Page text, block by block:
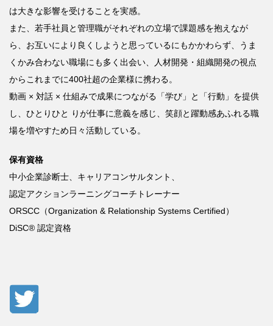
は大きな影響を受けることを実感。
また、若手社員と管理職がそれぞれの立場で課題感を抱えなが
ら、お互いにより良くしようと思っているにもかかわらず、うま
くかみ合わない職場にも多く出会い、人材開発・組織開発の視点
からこれまでに400社超の企業様に携わる。
動画 × 対話 × 仕組みで成果につながる「学び」と「行動」を提供
し、ひとりひと
りが仕事に意義を感じ、笑顔と躍動感あふれる職
場を増やすため日々活動している。
保有資格
中小企業診断士、キャリアコンサルタント、
認定アクションラーニングコーチトレーナー
ORSCC （Organization & Relationship Systems Certified）
DiSC® 認定資格